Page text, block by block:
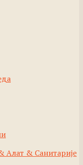
Алат & Санитарије